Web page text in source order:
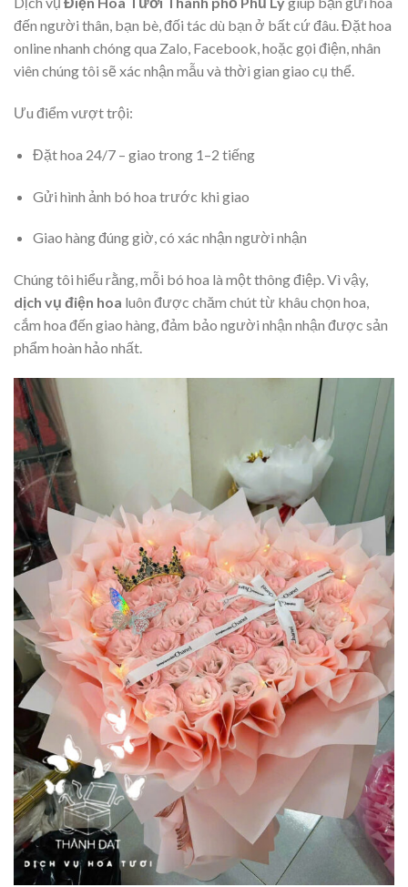
đến người thân, bạn bè, đối tác dù bạn ở bất cứ đâu. Đặt hoa
online nhanh chóng qua Zalo, Facebook, hoặc gọi điện, nhân
viên chúng tôi sẽ xác nhận mẫu và thời gian giao cụ thể.
Ưu điểm vượt trội:
Đặt hoa 24/7 – giao trong 1–2 tiếng
Gửi hình ảnh bó hoa trước khi giao
Giao hàng đúng giờ, có xác nhận người nhận
Chúng tôi hiểu rằng, mỗi bó hoa là một thông điệp. Vì vậy,
dịch vụ điện hoa luôn được chăm chút từ khâu chọn hoa,
cắm hoa đến giao hàng, đảm bảo người nhận nhận được sản
phẩm hoàn hảo nhất.